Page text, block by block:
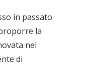
in passato
la
nei
di